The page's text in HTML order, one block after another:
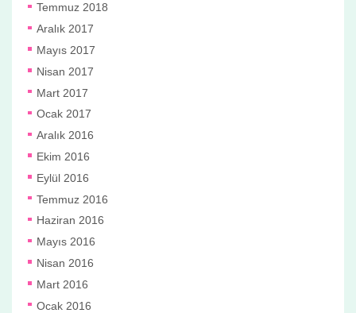
Temmuz 2018
Aralık 2017
Mayıs 2017
Nisan 2017
Mart 2017
Ocak 2017
Aralık 2016
Ekim 2016
Eylül 2016
Temmuz 2016
Haziran 2016
Mayıs 2016
Nisan 2016
Mart 2016
Ocak 2016